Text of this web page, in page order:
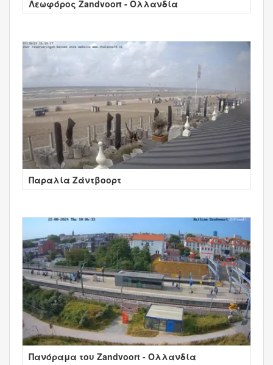
Λεωφόρος Zandvoort - Ολλανδία
Παραλία Ζάντβοορτ
Πανόραμα του Zandvoort - Ολλανδία